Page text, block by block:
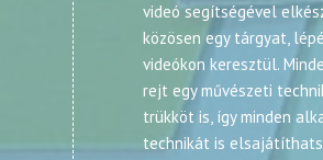
videó segítségével
közösen egy tárgyat,
videókon keresztül.
rejt egy művészeti
trükköt is, így minden
technikát is